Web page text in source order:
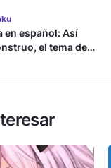
en español: Así
el tema de